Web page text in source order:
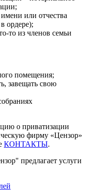
или отчества
ордере);
то из членов семьи
помещения;
завещать свою
о приватизации
фирму «Цензор»
КОНТАКТЫ.
предлагает услуги